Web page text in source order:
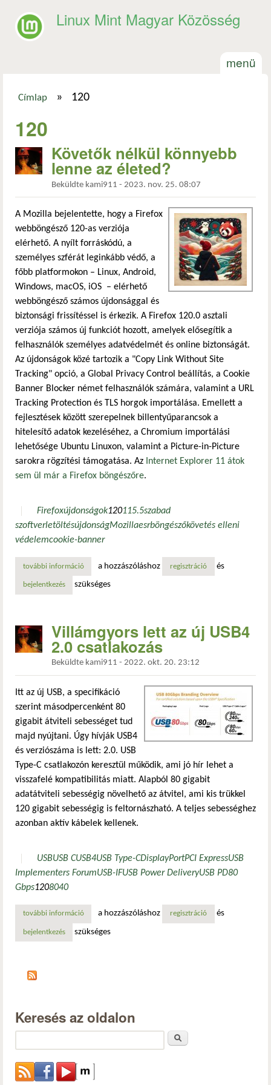
Linux Mint Magyar Közösség
menü
Címlap » 120
120
Követők nélkül könnyebb
lenne az életed?
Beküldte kami911 - 2023. nov. 25. 08:07
A Mozilla bejelentette, hogy a Firefox
webböngésző 120-as verziója
elérhető. A nyílt forráskódú, a
személyes szférát leginkább védő, a
főbb platformokon – Linux, Android,
Windows, macOS, iOS – elérhető
webböngésző számos újdonsággal és
biztonsági frissítéssel is érkezik. A Firefox 120.0 asztali
verziója számos új funkciót hozott, amelyek elősegítik a
felhasználók személyes adatvédelmét és online biztonságát.
Az újdonságok közé tartozik a "Copy Link Without Site
Tracking" opció, a Global Privacy Control beállítás, a Cookie
Banner Blocker német felhasználók számára, valamint a URL
Tracking Protection és TLS horgok importálása. Emellett a
fejlesztések között szerepelnek billentyűparancsok a
hitelesítő adatok kezeléséhez, a Chromium importálási
lehetősége Ubuntu Linuxon, valamint a Picture-in-Picture
sarokra rögzítési támogatása. Az Internet Explorer 11 átok
sem ül már a Firefox böngészőre.
Firefoxújdonságok120115.5szabad
szoftverletöltésújdonságMozillaesrböngészőkövetés elleni
védelemcookie-banner
további információkövetők nélkül könnyebb lenne az életed? tartalommal
a hozzászóláshoz regisztráció és
bejelentkezés szükséges
Villámgyors lett az új USB4
2.0 csatlakozás
Beküldte kami911 - 2022. okt. 20. 23:12
Itt az új USB, a specifikáció
szerint másodpercenként 80
gigabit átviteli sebességet tud
majd nyújtani. Úgy hívják USB4
és verziószáma is lett: 2.0. USB
Type-C csatlakozón keresztül működik, ami jó hír lehet a
visszafelé kompatibilitás miatt. Alapból 80 gigabit
adatátviteli sebességig növelhető az átvitel, ami kis trükkel
120 gigabit sebességig is feltornászható. A teljes sebességhez
azonban aktív kábelek kellenek.
USBUSB CUSB4USB Type-CDisplayPortPCI ExpressUSB
Implementers ForumUSB-IFUSB Power DeliveryUSB PD80
Gbps1208040
további információvillámgyors lett az új usb4 2.0 csatlakozás tartalommal
a hozzászóláshoz regisztráció és
bejelentkezés szükséges
Keresés az oldalon